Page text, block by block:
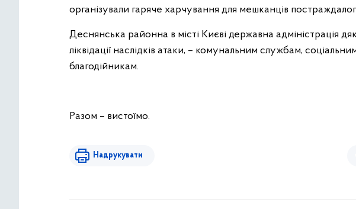
організували гаряче харчування для мешканців
Деснянська районна в місті Києві державна адміністрація
ліквідації наслідків атаки, – комунальним службам,
благодійникам.
Разом – вистоїмо.
Надрукувати